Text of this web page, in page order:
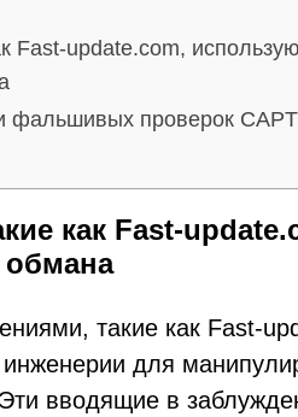
Fast-update.com,
фальшивых проверок
как Fast-
такие как Fast-
для
вводящие в